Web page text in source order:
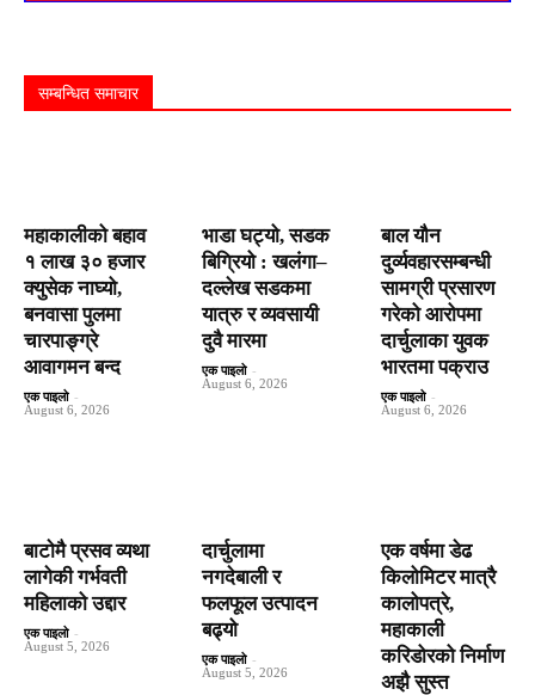
सम्बन्धित समाचार
महाकालीको बहाव
१ लाख ३० हजार
क्युसेक नाघ्यो,
बनवासा पुलमा
चारपाङ्ग्रे
आवागमन बन्द
एक पाइलो -
August 6, 2026
भाडा घट्यो, सडक
बिग्रियो : खलंगा–
दल्लेख सडकमा
यात्रु र व्यवसायी
दुवै मारमा
एक पाइलो -
August 6, 2026
बाल यौन
दुर्व्यवहारसम्बन्धी
सामग्री प्रसारण
गरेको आरोपमा
दार्चुलाका युवक
भारतमा पक्राउ
एक पाइलो -
August 6, 2026
बाटाेमै प्रसव व्यथा
लागेकी गर्भवती
महिलाको उद्दार
एक पाइलो -
August 5, 2026
दार्चुलामा
नगदेबाली र
फलफूल उत्पादन
बढ्यो
एक पाइलो -
August 5, 2026
एक वर्षमा डेढ
किलोमिटर मात्रै
कालोपत्रे,
महाकाली
करिडोरको निर्माण
अझै सुस्त